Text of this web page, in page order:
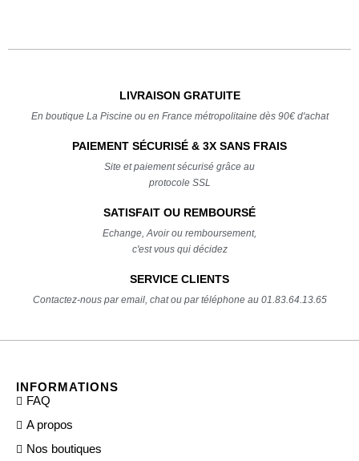
LIVRAISON GRATUITE
En boutique La Piscine ou en France métropolitaine dès 90€ d'achat
PAIEMENT SÉCURISÉ & 3X SANS FRAIS
Site et paiement sécurisé grâce au
protocole SSL
SATISFAIT OU REMBOURSÉ
Echange, Avoir ou remboursement,
c'est vous qui décidez
SERVICE CLIENTS
Contactez-nous par email, chat ou par téléphone au 01.83.64.13.65
INFORMATIONS
FAQ
A propos
Nos boutiques